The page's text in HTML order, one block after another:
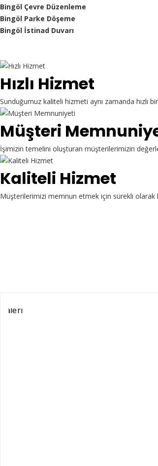
Bingöl Çevre Düzenleme
Bingöl Parke Döşeme
Bingöl İstinad Duvarı
Hızlı Hizmet
Sunduğumuz kaliteli hizmeti aynı zamanda hızlı
Müşteri
İşimizin temelini oluşturan müşterilerimizin
Kaliteli Hizmet
Müşterilerimizi memnun etmek için sürekli